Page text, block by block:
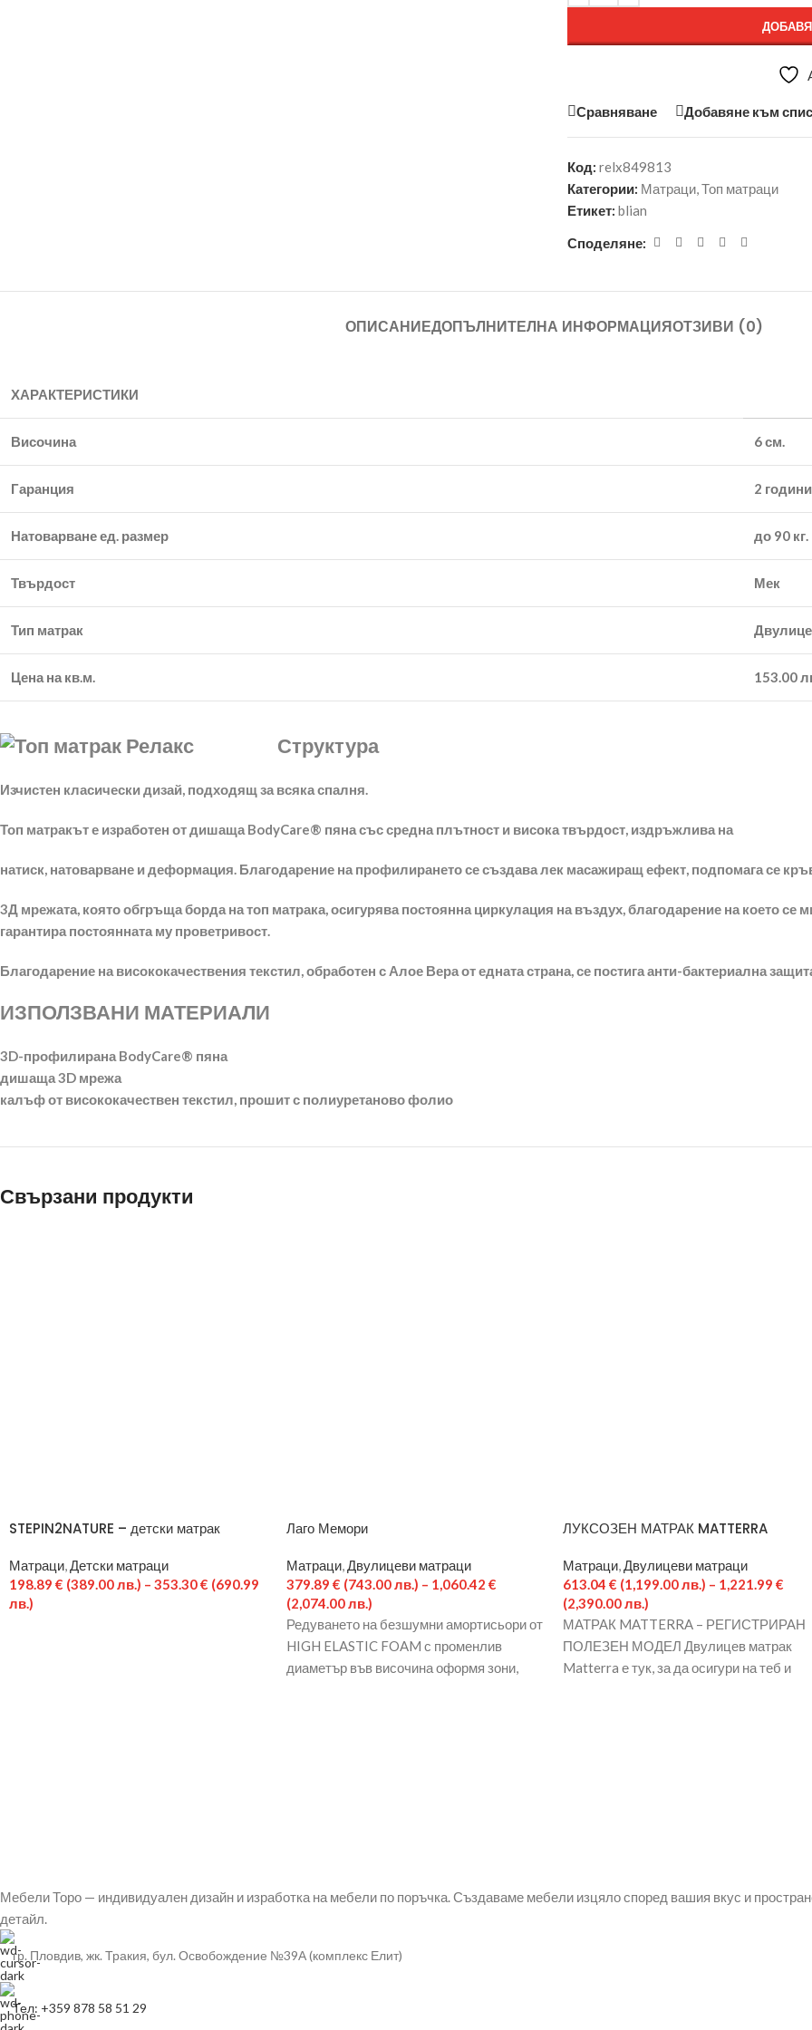
Сравняване Добавяне към
Код: relx849813
Категории: Матраци,Топ матраци
Етикет: blian
Споделяне:
ОПИСАНИЕДОПЪЛНИТЕЛНА ИНФОРМАЦИЯОТЗИВИ (0)
ХАРАКТЕРИСТИКИ
Височина 6 см.
Гаранция 2 години
Натоварване ед. размер до 90 кг.
Твърдост Мек
Тип матрак
Цена на кв.м. 153.00
Структура
Изчистен класически дизай, подходящ за всяка спалня.
Топ матракът е изработен от дишаща BodyCare® пяна със средна плътност и висока твърдост, издръжлива на
натиск, натоварване и деформация. Благодарение на профилирането се създава лек масажиращ ефект, подпомага се
3Д мрежата, която обгръща борда на топ матрака, осигурява постоянна циркулация на въздух, благодарение на което се
гарантира постоянната му проветривост.
Благодарение на висококачествения текстил, обработен с Алое Вера от едната страна, се постига анти-бактериална
ИЗПОЛЗВАНИ МАТЕРИАЛИ
3D-профилирана BodyCare® пяна
дишаща 3D мрежа
калъф от висококачествен текстил, прошит с полиуретаново фолио
Свързани продукти
STEPIN2NATURE – детски матрак
Матраци,Детски матраци
198.89 € (389.00 лв.) – 353.30€ (690.99
лв.)
Лаго Мемори
Матраци,Двулицеви матраци
379.89 € (743.00 лв.) – 1,060.42 €
(2,074.00 лв.)
Редуването на безшумни амортисьори от
HIGH ELASTIC FOAM с променлив
диаметър във височина оформя зони,
ЛУКСОЗЕН МАТРАК MATTERRA
Матраци,Двулицеви матраци
613.04 € (1,199.00 лв.) – 1,221.99 €
(2,390.00 лв.)
МАТРАК MATTERRA – РЕГИСТРИРАН
ПОЛЕЗЕН МОДЕЛ Двулицев матрак
Matterra е тук, за да осигури на теб и
Мебели Торо — индивидуален дизайн и изработка на мебели по поръчка. Създаваме мебели изцяло според вашия вкус и
детайл.
гр. Пловдив, жк. Тракия, бул. Освобождение №39А (комплекс Елит)
Тел: +359 878 58 51 29